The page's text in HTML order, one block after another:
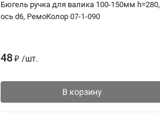
Бюгель ручка для валика 100-150мм h=280,
ось d6, РемоКолор 07-1-090
48 ₽ /шт.
В корзину